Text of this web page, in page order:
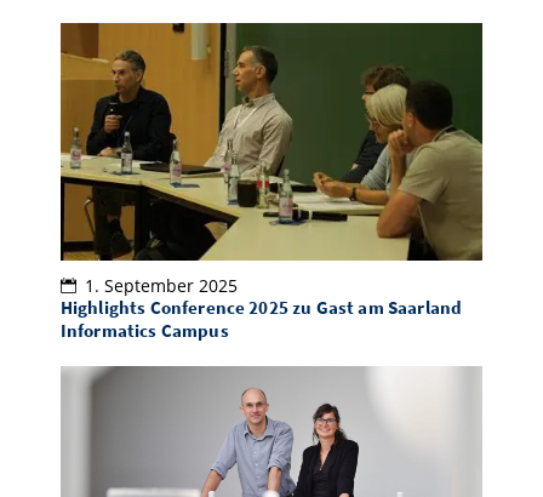
1. September 2025
Highlights Conference 2025 zu Gast am Saarland
Informatics Campus